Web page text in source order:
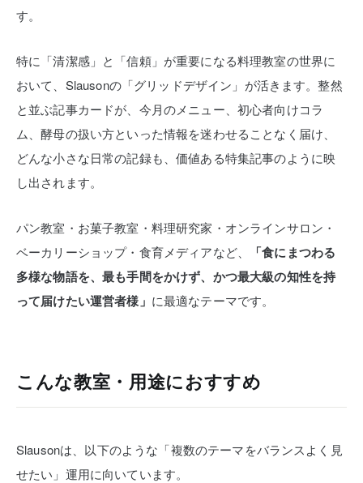
す。
特に「清潔感」と「信頼」が重要になる料理教室の世界に
おいて、Slausonの「グリッドデザイン」が活きます。整然
と並ぶ記事カードが、今月のメニュー、初心者向けコラ
ム、酵母の扱い方といった情報を迷わせることなく届け、
どんな小さな日常の記録も、価値ある特集記事のように映
し出されます。
パン教室・お菓子教室・料理研究家・オンラインサロン・
ベーカリーショップ・食育メディアなど、
「食にまつわる
多様な物語を、最も手間をかけず、かつ最大級の知性を持
って届けたい運営者様」 に最適なテーマです。
こんな教室・用途におすすめ
Slausonは、以下のような「複数のテーマをバランスよく見
せたい」運用に向いています。